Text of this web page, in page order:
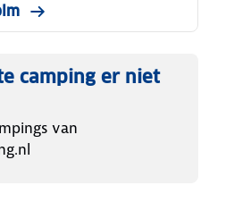
camping er niet
van